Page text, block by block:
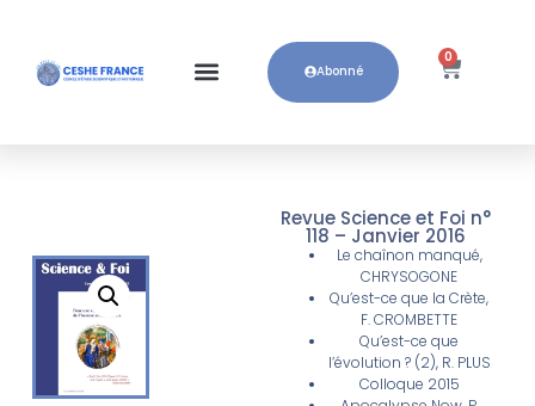
Abonné
0
Revue Science et Foi n°
118 – Janvier 2016
Le chaînon manqué,
CHRYSOGONE
Qu’est-ce que la Crète,
F. CROMBETTE
Qu’est-ce que
l’évolution ? (2), R. PLUS
Colloque 2015